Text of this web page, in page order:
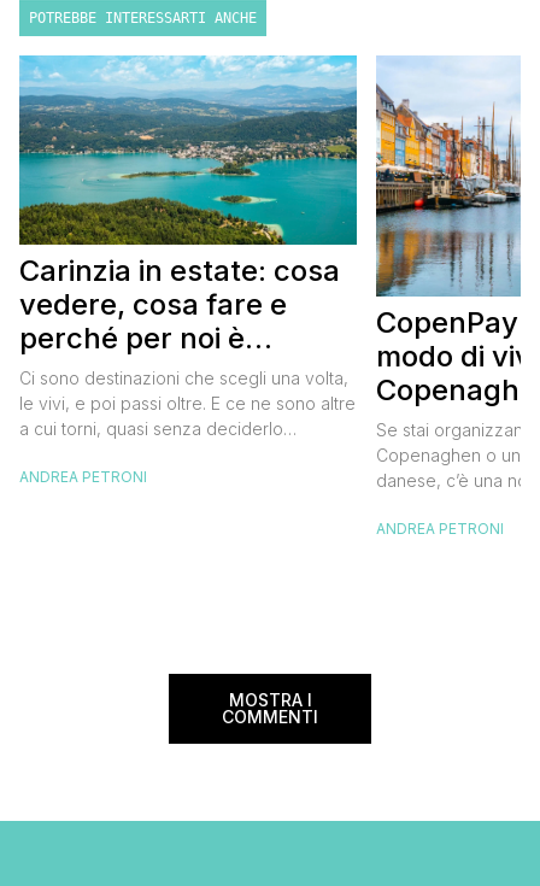
POTREBBE INTERESSARTI ANCHE
Carinzia in estate: cosa
vedere, cosa fare e
perché per noi è
diventata una
destinazione del cuore
Ci sono destinazioni che scegli una volta,
le vivi, e poi passi oltre. E ce ne sono altre
a cui torni, quasi senza deciderlo
richiamarti indietro più che il contrario. Per
ANDREA PETRONI
CopenPay:
modo di
meglio e
meno
Se stai
Copenaghen o un
danese, c’è una
CopenPay ed è
ANDREA PETRONI
MOSTRA I
COMMENTI